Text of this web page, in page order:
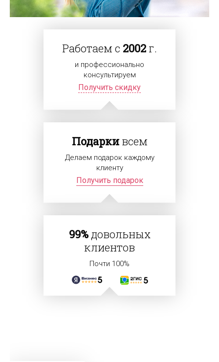
Работаем с 2002 г.
и профессионально
консультируем
Получить скидку
Подаркивсем
Делаем подарок каждому
клиенту
Получить подарок
99%довольных
клиентов
Почти 100%